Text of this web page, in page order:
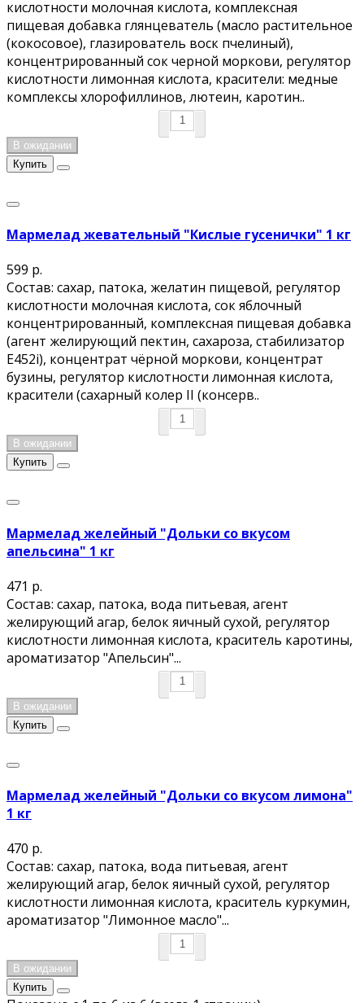
кислотности молочная кислота, комплексная
пищевая добавка глянцеватель (масло растительное
(кокосовое), глазирователь воск пчелиный),
концентрированный сок черной моркови, регулятор
кислотности лимонная кислота, красители: медные
комплексы хлорофиллинов, лютеин, каротин..
В ожидании
Купить
Мармелад жевательный "Кислые гусенички" 1 кг
599 р.
Состав: сахар, патока, желатин пищевой, регулятор
кислотности молочная кислота, сок яблочный
концентрированный, комплексная пищевая добавка
(агент желирующий пектин, сахароза, стабилизатор
E452i), концентрат чёрной моркови, концентрат
бузины, регулятор кислотности лимонная кислота,
красители (сахарный колер II (консерв..
В ожидании
Купить
Мармелад желейный "Дольки со вкусом
апельсина" 1 кг
471 р.
Состав: сахар, патока, вода питьевая, агент
желирующий агар, белок яичный сухой, регулятор
кислотности лимонная кислота, краситель каротины,
ароматизатор "Апельсин"...
В ожидании
Купить
Мармелад желейный "Дольки со вкусом лимона"
1 кг
470 р.
Состав: сахар, патока, вода питьевая, агент
желирующий агар, белок яичный сухой, регулятор
кислотности лимонная кислота, краситель куркумин,
ароматизатор "Лимонное масло"...
В ожидании
Купить